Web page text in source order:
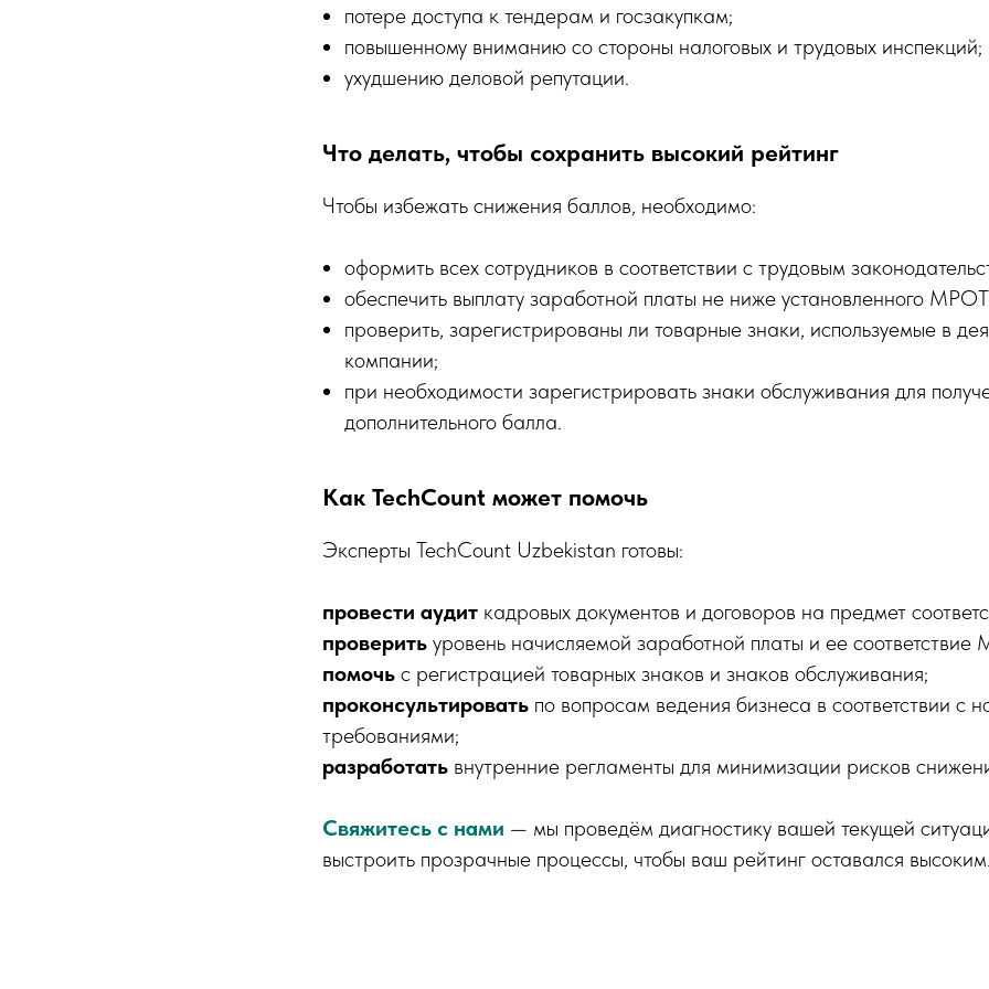
потере доступа к тендерам и госзакупкам;
повышенному вниманию со стороны налоговых и трудовых инспекций;
ухудшению деловой репутации.
Что делать, чтобы сохранить высокий рейтинг
Чтобы избежать снижения баллов, необходимо:
оформить всех сотрудников в соответствии с трудовым
обеспечить выплату заработной платы не ниже установленного
проверить, зарегистрированы ли товарные знаки, используемые в
компании;
при необходимости зарегистрировать знаки обслуживания для
дополнительного балла.
Как TechCount может помочь
Эксперты TechCount Uzbekistan готовы:
провести аудит кадровых документов и договоров на предмет
проверить уровень начисляемой заработной платы и ее
помочь с регистрацией товарных знаков и знаков обслуживания;
проконсультировать по вопросам ведения бизнеса в соответствии с
требованиями;
разработать внутренние регламенты для минимизации рисков
Свяжитесь с нами — мы проведём диагностику вашей текущей
выстроить прозрачные процессы, чтобы ваш рейтинг оставался высоким.